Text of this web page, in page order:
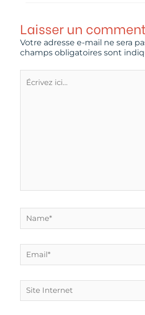
Laisser un
Votre adresse e-mail ne sera
champs obligatoires sont
ici…
Internet